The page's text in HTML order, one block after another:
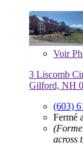
Voir
3 Liscomb
Gilford, NH
(603)
Fermé
across